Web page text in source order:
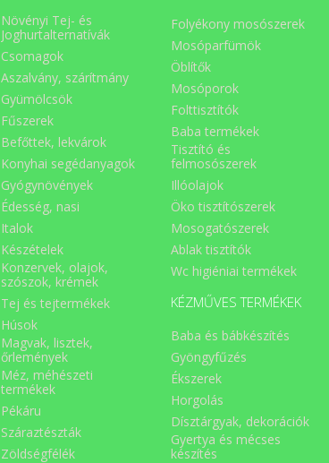
Növényi Tej- és
Joghurtalternatívák
Csomagok
Aszalvány, szárítmány
Gyümölcsök
Fűszerek
Befőttek, lekvárok
Konyhai segédanyagok
Gyógynövények
Édesség, nasi
Italok
Készételek
Konzervek, olajok,
szószok, krémek
Tej és tejtermékek
Húsok
Magvak, lisztek,
őrlemények
Méz, méhészeti
termékek
Pékáru
Száraztészták
Zöldségfélék
Folyékony mosószerek
Mosóparfümök
Öblítők
Mosóporok
Folttisztítók
Baba termékek
Tisztító és
felmosószerek
Illóolajok
Öko tisztítószerek
Mosogatószerek
Ablak tisztítók
Wc higiéniai termékek
KÉZMŰVES TERMÉKEK
Baba és bábkészítés
Gyöngyfűzés
Ékszerek
Horgolás
Dísztárgyak, dekorációk
Gyertya és mécses
készítés